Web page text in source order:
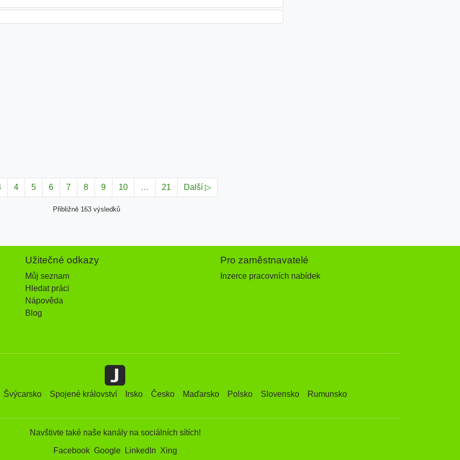
4 5 6 7 8 9 10 … 21 Další ▷
Přibližně 163 výsledků
Užitečné odkazy
Můj seznam
Hledat práci
Nápověda
Blog
Pro zaměstnavatelé
Inzerce pracovních nabídek
Švýcarsko Spojené království Irsko Česko Maďarsko Polsko Slovensko Rumunsko
Navštivte také naše kanály na sociálních sítích!
Facebook Google LinkedIn Xing